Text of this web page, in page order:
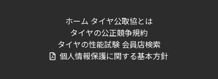
ホーム タイヤ公取協とは
タイヤの公正競争規約
タイヤの性能試験 会員店検索
個人情報保護に関する基本方針